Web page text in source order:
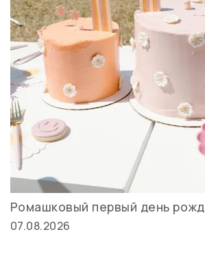
Ромашковый первый день
07.08.2026